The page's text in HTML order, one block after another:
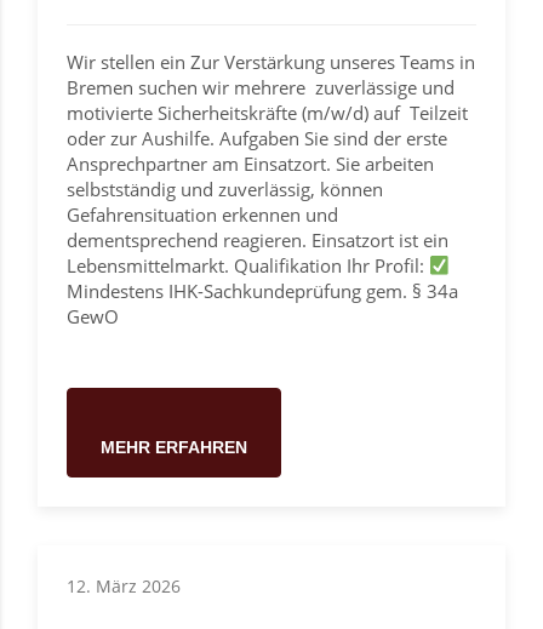
Wir stellen ein Zur Verstärkung unseres Teams in
Bremen suchen wir mehrere zuverlässige und
motivierte Sicherheitskräfte (m/w/d) auf Teilzeit
oder zur Aushilfe. Aufgaben Sie sind der erste
Ansprechpartner am Einsatzort. Sie arbeiten
selbstständig und zuverlässig, können
Gefahrensituation erkennen und
dementsprechend reagieren. Einsatzort ist ein
Lebensmittelmarkt. Qualifikation Ihr Profil:
Mindestens IHK-Sachkundeprüfung gem. § 34a
GewO
MEHR ERFAHREN
12. März 2026